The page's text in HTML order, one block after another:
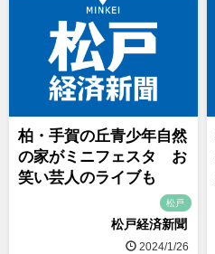
柏・手賀の丘青少年自然
の家がミニフェスタ お
笑い芸人のライブも
松戸
松戸経済新聞
2024/1/26